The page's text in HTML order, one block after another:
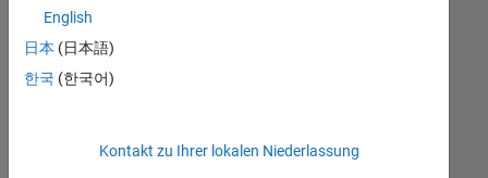
Ihren
entsprechen,
werden
unseres
English
日本 (日本語)
한국 (한국어)
Kontakt zu Ihrer lokalen Niederlassung